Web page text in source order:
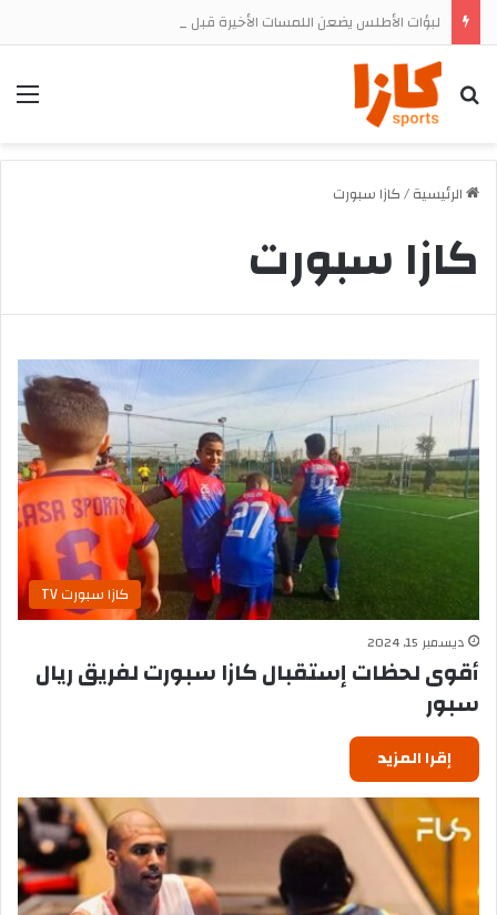
بحث
الرئيسية/كازا سبورت
كازا سبورت
كازا سبورت TV
ديسمبر 15, 2024
أقوى لحظات إستقبال كازا سبورت لفريق ريال
سبور
إقرا المزيد